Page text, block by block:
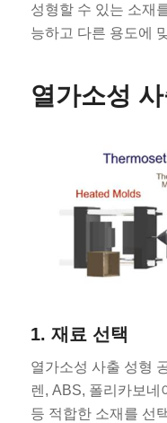
성형할 수 있는 소재
능하고 다른 용도에
열가소성
1. 재료 선택
열가소성 사출 성형
렌, ABS, 폴리카보네
등 적합한 소재를 선